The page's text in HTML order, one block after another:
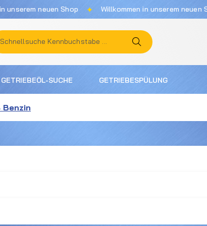
neuen Shop ✦ Willkommen in unserem neuen Shop
GETRIEBEÖL-SUCHE GETRIEBESPÜLUNG
Benzin